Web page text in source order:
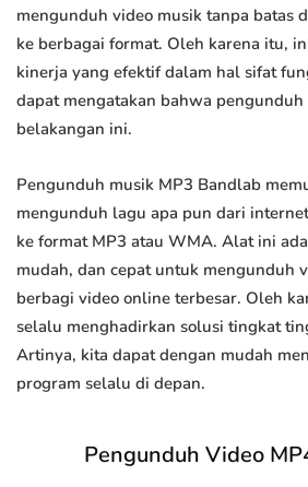
mengunduh video musik tanpa batas
ke berbagai format. Oleh karena itu,
kinerja yang efektif dalam hal sifat
dapat mengatakan bahwa
belakangan ini.
Pengunduh musik MP3 Bandlab
mengunduh lagu apa pun dari
ke format MP3 atau WMA. Alat ini
mudah, dan cepat untuk mengunduh
berbagi video online terbesar. Oleh
selalu menghadirkan solusi tingkat
Artinya, kita dapat dengan mudah
program selalu di depan.
Pengunduh Video